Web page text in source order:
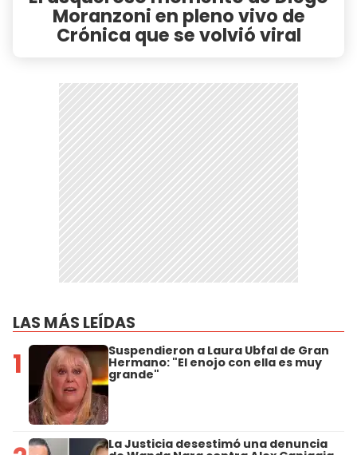
Moranzoni en pleno vivo de
Crónica que se volvió viral
LAS MÁS LEÍDAS
1 Suspendieron a Laura Ubfal de Gran
Hermano: "El enojo con ella es muy
grande"
La Justicia desestimó una denuncia